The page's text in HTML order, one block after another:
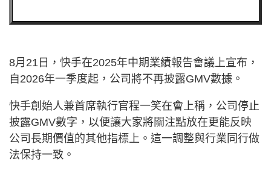
8月21日，快手在2025年中期業績報告會議上宣布，
自2026年一季度起，公司將不再披露GMV數據。
快手創始人兼首席執行官程一笑在會上稱，公司停止
披露GMV數字，以便讓大家將關注點放在更能反映
公司長期價值的其他指標上。這一調整與行業同行做
法保持一致。